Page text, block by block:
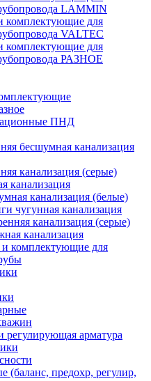
LAMMIN
комплектующие для
VALTEC
комплектующие для
РАЗНОЕ
ПНД
бесшумная канализация
канализация (серые)
канализация
канализация (белые)
чугунная канализация
канализация (серые)
канализация
комплектующие для
регулирующая арматура
(баланс, предохр, регулир,